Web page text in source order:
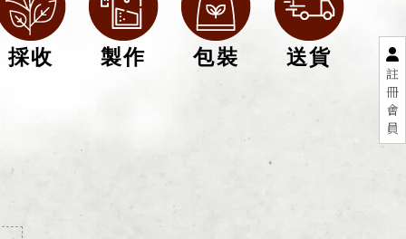
註
冊
會
員
採收 製作 包裝 送貨